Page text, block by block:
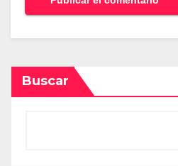
Buscar